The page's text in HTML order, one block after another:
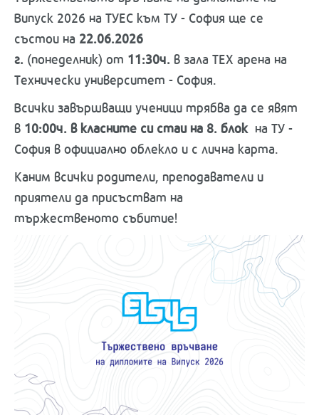
Випуск 2026 на ТУЕС към ТУ - София ще се
състои на 22.06.2026
г. (понеделник) от 11:30ч. в зала ТЕХ арена на
Технически университет - София.
Всички завършващи ученици трябва да се явят
в 10:00ч. в класните си стаи на 8. блокна ТУ -
София в официално облекло и с лична карта.
Каним всички родители, преподаватели и
приятели да присъстват на
тържественото събитие!